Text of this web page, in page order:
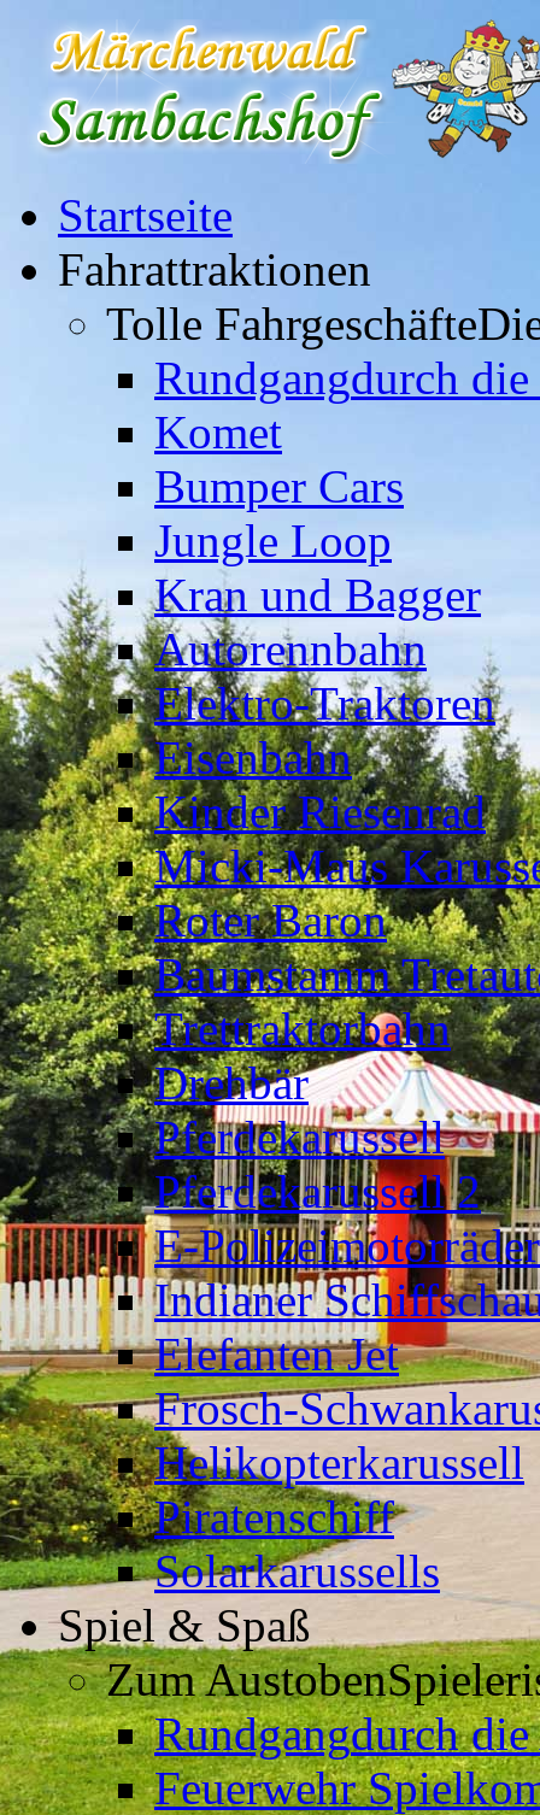
Startseite
Fahrattraktionen
Tolle Fahrgeschäfte
Rundgangdurch die
Komet
Bumper Cars
Jungle Loop
Kran und Bagger
Autorennbahn
Elektro-Traktoren
Eisenbahn
Kinder Riesenrad
Micki-Maus
Roter Baron
Baumstamm
Trettraktorbahn
Drehbär
Pferdekarussell
Pferdekarussell 2
E-Polizeimotorräder
Indianer
Elefanten Jet
Frosch-
Helikopterkarussell
Piratenschiff
Solarkarussells
Spiel & Spaß
Zum Austoben
Rundgangdurch
Feuerwehr